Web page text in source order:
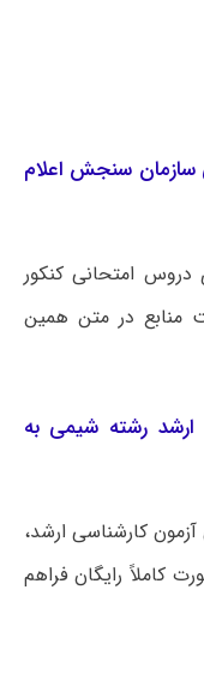
سازمان سنجش اعلام
امتحانی کنکور
منابع در متن همین
ارشد رشته شیمی به
کارشناسی ارشد،
کاملاً رایگان فراهم